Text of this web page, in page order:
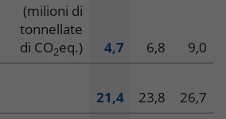
(milioni di
tonnellate
di CO2eq.) 4,7 6,8
9,0
21,4 23,8
26,7